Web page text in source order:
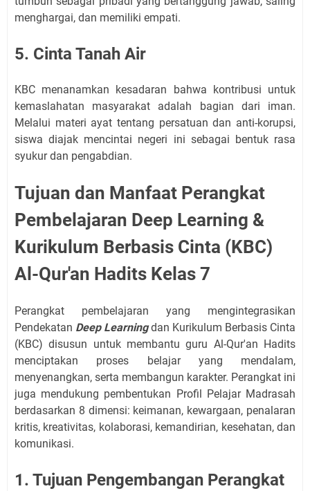
menghargai, dan memiliki empati.
5. Cinta Tanah Air
KBC menanamkan kesadaran bahwa kontribusi untuk
kemaslahatan masyarakat adalah bagian dari iman.
Melalui materi ayat tentang persatuan dan anti-korupsi,
siswa diajak mencintai negeri ini sebagai bentuk rasa
syukur dan pengabdian.
Tujuan dan Manfaat Perangkat
Pembelajaran Deep Learning &
Kurikulum Berbasis Cinta (KBC)
Al-Qur'an Hadits Kelas 7
Perangkat pembelajaran yang mengintegrasikan
Pendekatan Deep Learningdan Kurikulum Berbasis Cinta
(KBC) disusun untuk membantu guru Al-Qur'an Hadits
menciptakan proses belajar yang mendalam,
menyenangkan, serta membangun karakter. Perangkat ini
juga mendukung pembentukan Profil Pelajar Madrasah
berdasarkan 8 dimensi: keimanan, kewargaan, penalaran
kritis, kreativitas, kolaborasi, kemandirian, kesehatan, dan
komunikasi.
1. Tujuan Pengembangan Perangkat